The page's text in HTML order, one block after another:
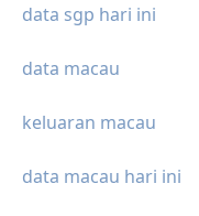
data sgp hari ini
data macau
keluaran macau
data macau hari ini